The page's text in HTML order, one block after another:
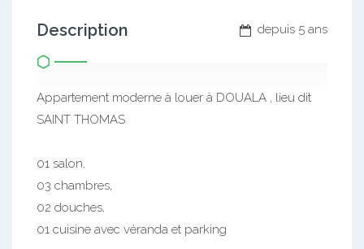
depuis 5 ans
Description
Appartement moderne à louer à DOUALA , lieu dit
SAINT THOMAS
01 salon,
03 chambres,
02 douches,
01 cuisine avec véranda et parking